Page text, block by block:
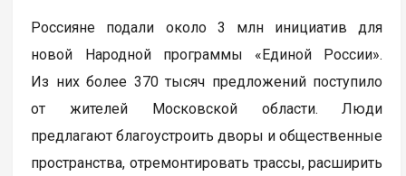
Россияне подали около 3 млн инициатив для
новой Народной программы «Единой России».
Из них более 370 тысяч предложений поступило
от жителей Московской области. Люди
предлагают благоустроить дворы и общественные
пространства, отремонтировать трассы, расширить